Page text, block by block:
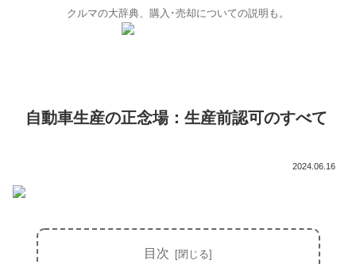
クルマの大辞典、購入･売却についての説明も。
自動車生産の正念場：生産前認可のすべて
2024.06.16
目次